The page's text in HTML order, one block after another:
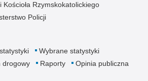
Rzymskokatolickiego
Policji
Wybrane statystyki
drogowy Raporty Opinia publiczna